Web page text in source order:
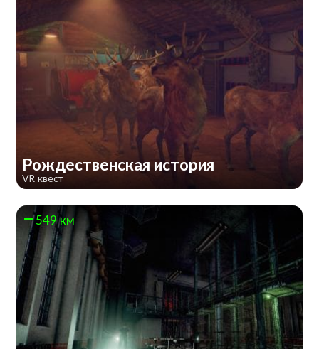
Рождественская история
VR квест
549 км